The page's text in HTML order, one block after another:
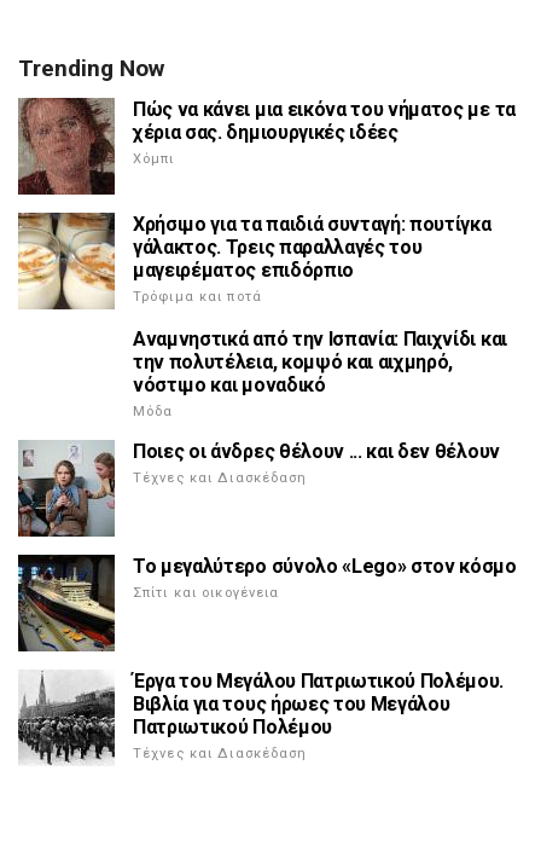
Trending Now
Πώς να κάνει μια εικόνα του νήματος με τα
χέρια σας. δημιουργικές ιδέες
Χόμπι
Χρήσιμο για τα παιδιά συνταγή: πουτίγκα
γάλακτος. Τρεις παραλλαγές του
μαγειρέματος επιδόρπιο
Τρόφιμα και ποτά
Αναμνηστικά από την Ισπανία: Παιχνίδι και
την πολυτέλεια, κομψό και αιχμηρό,
νόστιμο και μοναδικό
Μόδα
Ποιες οι άνδρες θέλουν ... και δεν θέλουν
Τέχνες και Διασκέδαση
Το μεγαλύτερο σύνολο «Lego» στον κόσμο
Σπίτι και οικογένεια
Έργα του Μεγάλου Πατριωτικού Πολέμου.
Βιβλία για τους ήρωες του Μεγάλου
Πατριωτικού Πολέμου
Τέχνες και Διασκέδαση